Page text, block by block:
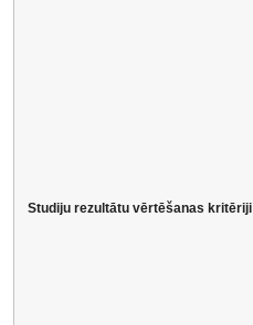
Studiju rezultātu vērtēšanas kritēriji